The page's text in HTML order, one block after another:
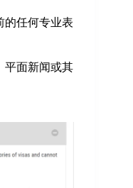
的任何专业表
平面新闻或其